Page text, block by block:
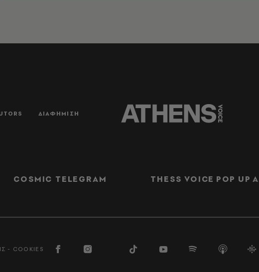
ΔΙΑΦΗΜΙΣΗ
COSMIC TELEGRAM THESS VOICE POP UP
- COOKIES